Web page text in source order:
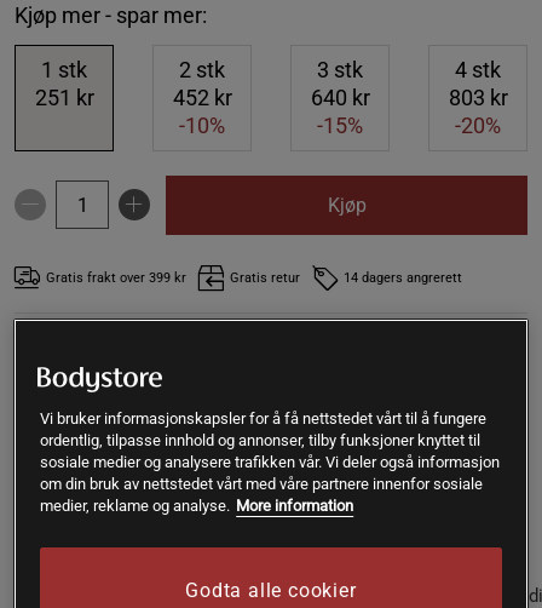
Kjøp mer - spar mer:
1 stk
251 kr
2 stk
452 kr
-10%
3 stk
640 kr
-15%
4 stk
803 kr
-20%
Kjøp
Gratis frakt over 399 kr Gratis retur 14 dagers angrerett
Morbær Hvite ØKO fra Rawpowder er økologiske og
soltørkede morbær med søt honningsmak. Morbærne er
super å blande i smoothies, salat, bakverk, ha på grøten eller
bare spise som snacks.
Les mer
Anmeldelser(3) Næringsinformasjon &
Vi bruker informasjonskapsler for å få nettstedet vårt til å fungere
ordentlig, tilpasse innhold og annonser, tilby funksjoner knyttet til
sosiale medier og analysere trafikken vår. Vi deler også informasjon
om din bruk av nettstedet vårt med våre partnere innenfor sosiale
medier, reklame og analyse. More information
Godta alle cookier